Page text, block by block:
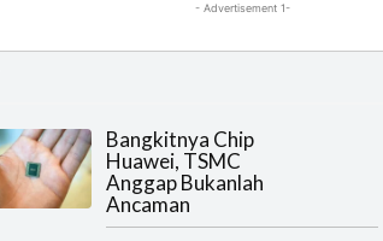
- Advertisement 1-
Bangkitnya Chip
Huawei, TSMC
Anggap Bukanlah
Ancaman